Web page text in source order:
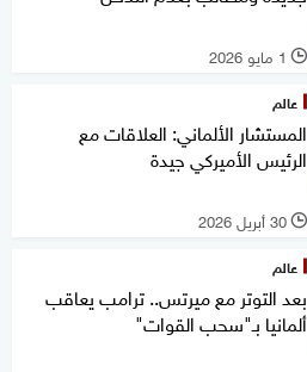
l 1 مايو 2026
عالم
المستشار الألماني: العلاقات مع
الرئيس الأميركي جيدة
l 30 أبريل 2026
عالم
بعد التوتر مع ميرتس.. ترامب يعاقب
ألمانيا بـ"سحب القوات"